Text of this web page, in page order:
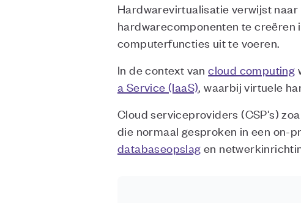
Hardwarevirtualisatie verwijst
hardwarecomponenten te
computerfuncties uit te voeren.
In de context vancloud computing
a Service (IaaS), waarbij virtuele
Cloud serviceproviders (CSP's)
die normaal gesproken in een on-
databaseopslag en